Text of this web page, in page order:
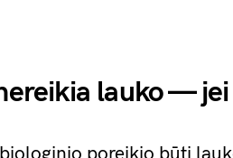
lauko —